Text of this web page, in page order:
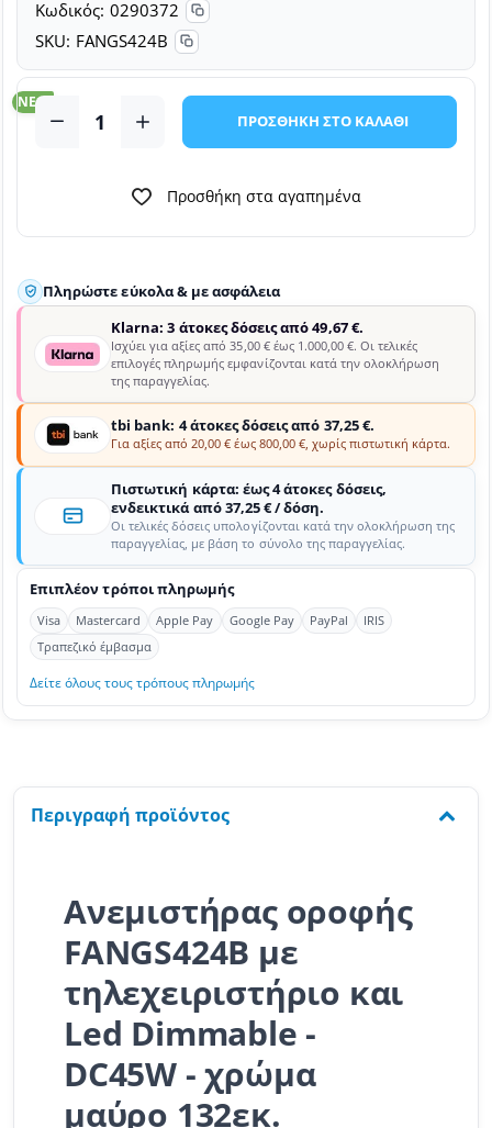
NEO
Κωδικός: 0290372
SKU: FANGS424B
ΠΡΟΣΘΗΚΗ ΣΤΟ ΚΑΛΑΘΙ
Προσθήκη στα αγαπημένα
Πληρώστε εύκολα & με ασφάλεια
Klarna: 3 άτοκες δόσεις από 49,67 €.
Ισχύει για αξίες από 35,00 € έως 1.000,00 €. Οι τελικές
επιλογές πληρωμής εμφανίζονται κατά την ολοκλήρωση
της παραγγελίας.
tbi bank: 4 άτοκες δόσεις από 37,25 €.
Για αξίες από 20,00 € έως 800,00 €, χωρίς πιστωτική κάρτα.
Πιστωτική κάρτα: έως 4 άτοκες δόσεις,
ενδεικτικά από 37,25 € / δόση.
Οι τελικές δόσεις υπολογίζονται κατά την ολοκλήρωση της
παραγγελίας, με βάση το σύνολο της παραγγελίας.
Επιπλέον τρόποι πληρωμής
Visa Mastercard Apple Pay Google Pay PayPal
IRIS
Τραπεζικό έμβασμα
Δείτε όλους τους τρόπους πληρωμής
Περιγραφή προϊόντος
Ανεμιστήρας οροφής
FANGS424B με
τηλεχειριστήριο και
Led Dimmable -
DC45W - χρώμα
μαύρο 132εκ.